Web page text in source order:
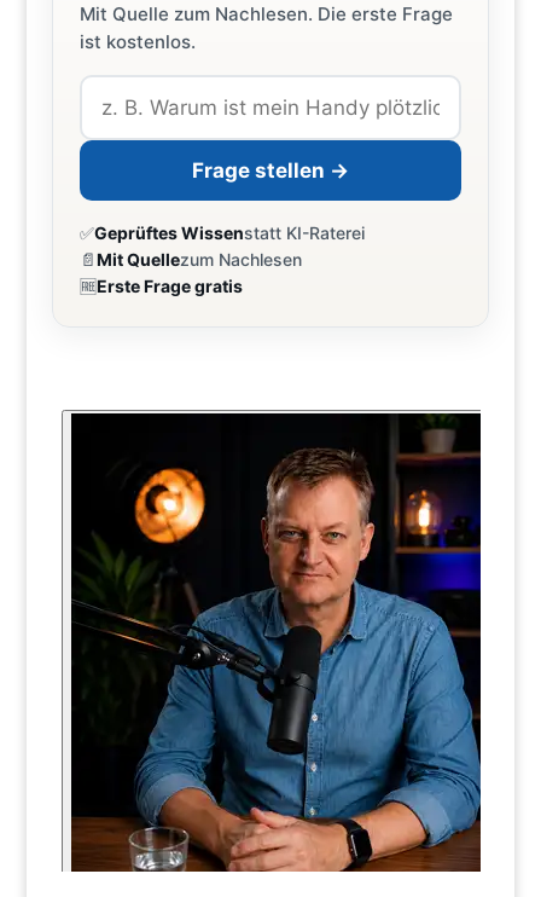
Mit Quelle zum Nachlesen. Die erste Frage
ist kostenlos.
Frage stellen →
✅Geprüftes Wissenstatt KI-Raterei
📄Mit Quellezum Nachlesen
🆓Erste Frage gratis